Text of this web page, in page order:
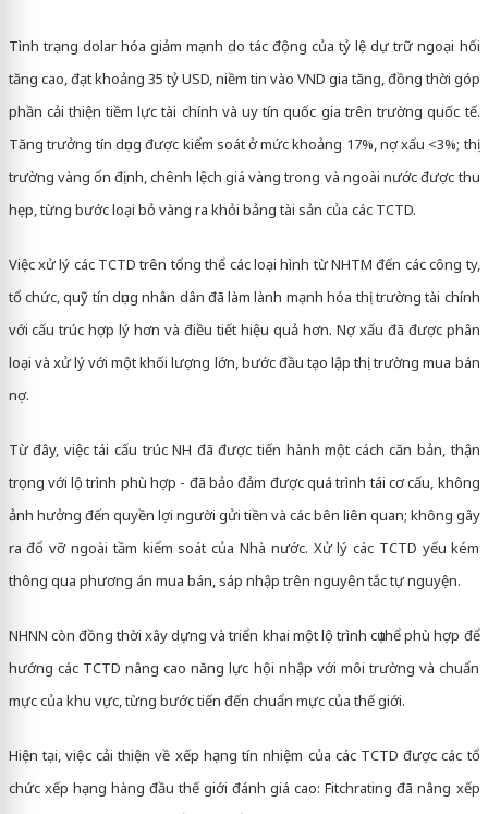
Tình trạng dolar hóa giảm mạnh do tác động của tỷ lệ dự trữ ngoại hối
tăng cao, đạt khoảng 35 tỷ USD, niềm tin vào VND gia tăng, đồng thời góp
phần cải thiện tiềm lực tài chính và uy tín quốc gia trên trường quốc tế.
Tăng trưởng tín dụng được kiểm soát ở mức khoảng 17%, nợ xấu <3%; thị
trường vàng ổn định, chênh lệch giá vàng trong và ngoài nước được thu
hẹp, từng bước loại bỏ vàng ra khỏi bảng tài sản của các TCTD.
Việc xử lý các TCTD trên tổng thể các loại hình từ NHTM đến các công ty,
tổ chức, quỹ tín dụng nhân dân đã làm lành mạnh hóa thị trường tài chính
với cấu trúc hợp lý hơn và điều tiết hiệu quả hơn. Nợ xấu đã được phân
loại và xử lý với một khối lượng lớn, bước đầu tạo lập thị trường mua bán
nợ.
Từ đây, việc tái cấu trúc NH đã được tiến hành một cách căn bản, thận
trọng với lộ trình phù hợp - đã bảo đảm được quá trình tái cơ cấu, không
ảnh hưởng đến quyền lợi người gửi tiền và các bên liên quan; không gây
ra đổ vỡ ngoài tầm kiểm soát của Nhà nước. Xử lý các TCTD yếu kém
thông qua phương án mua bán, sáp nhập trên nguyên tắc tự nguyện.
NHNN còn đồng thời xây dựng và triển khai một lộ trình cụ thể phù hợp để
hướng các TCTD nâng cao năng lực hội nhập với môi trường và chuẩn
mực của khu vực, từng bước tiến đến chuẩn mực của thế giới.
Hiện tại, việc cải thiện về xếp hạng tín nhiệm của các TCTD được các tổ
chức xếp hạng hàng đầu thế giới đánh giá cao: Fitchrating đã nâng xếp